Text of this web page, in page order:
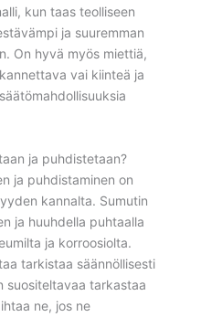
kun taas teolliseen
ja suuremman
On hyvä myös miettiä,
vai kiinteä ja
ja puhdistetaan?
ja puhdistaminen on
kannalta. Sumutin
ja huuhdella puhtaalla
ja korroosiolta.
tarkistaa säännöllisesti
suositeltavaa tarkastaa
ne, jos ne